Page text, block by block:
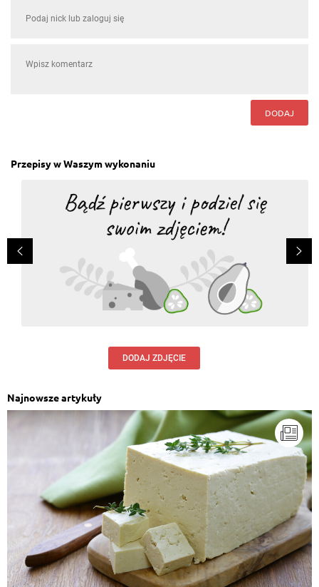
DODAJ
Przepisy w Waszym wykonaniu
DODAJ ZDJĘCIE
Najnowsze artykuły